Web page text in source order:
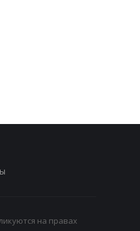
на правах